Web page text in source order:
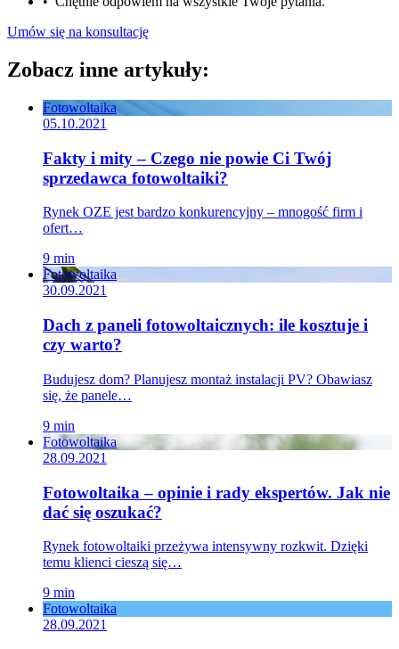
Umów się na konsultację
Zobacz inne artykuły:
Fotowoltaika
05.10.2021
Fakty i mity – Czego nie powie Ci Twój
sprzedawca fotowoltaiki?
Rynek OZE jest bardzo konkurencyjny – mnogość firm i
ofert…
9 min
Fotowoltaika
30.09.2021
Dach z paneli fotowoltaicznych: ile kosztuje i
czy warto?
Budujesz dom? Planujesz montaż instalacji PV? Obawiasz
się, że panele…
9 min
Fotowoltaika
28.09.2021
Fotowoltaika – opinie i rady ekspertów. Jak nie
dać się oszukać?
Rynek fotowoltaiki przeżywa intensywny rozkwit. Dzięki
temu klienci cieszą się…
9 min
Fotowoltaika
28.09.2021